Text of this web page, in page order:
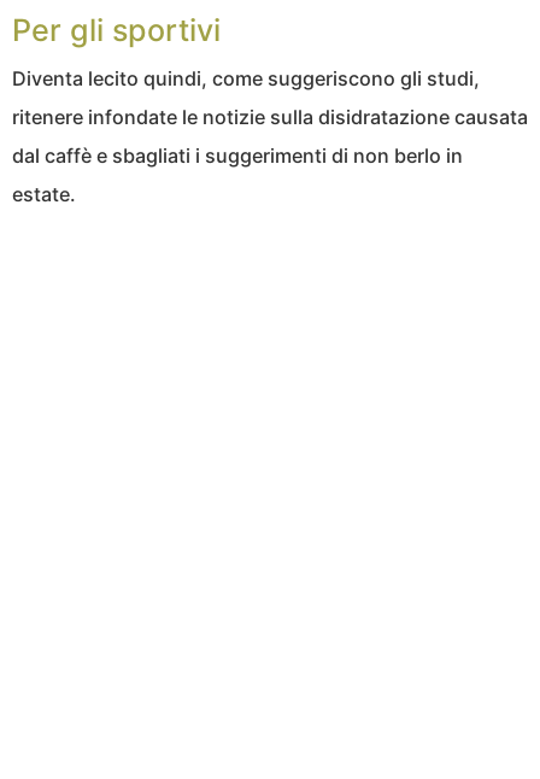
Per gli sportivi
Diventa lecito quindi, come suggeriscono gli studi,
ritenere infondate le notizie sulla disidratazione causata
dal caffè e sbagliati i suggerimenti di non berlo in
estate.